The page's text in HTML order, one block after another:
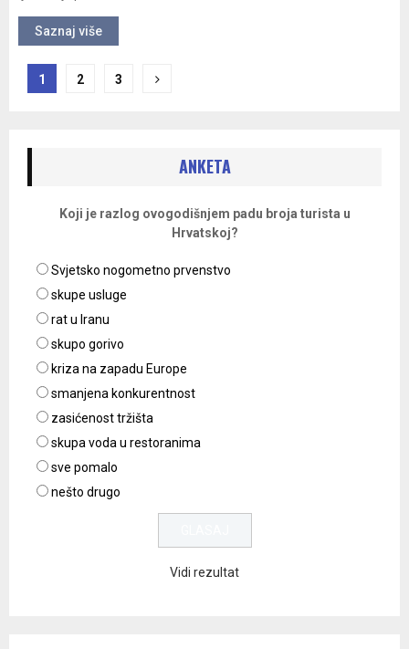
Saznaj više
Navigacija
1 2 3
ANKETA
Koji je razlog ovogodišnjem padu broja turista u
Hrvatskoj?
Svjetsko nogometno prvenstvo
skupe usluge
rat u Iranu
skupo gorivo
kriza na zapadu Europe
smanjena konkurentnost
zasićenost tržišta
skupa voda u restoranima
sve pomalo
nešto drugo
Vidi rezultat